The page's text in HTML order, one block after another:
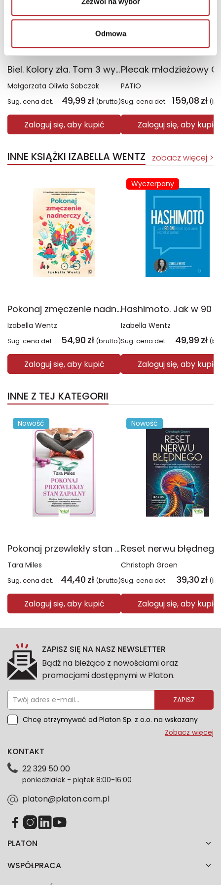
Odmowa
Biel. Kolory zła. Tom 3 wyd. 2025
Małgorzata Oliwia Sobczak
Sug. cena det. 49,99 zł (brutto)
Zaloguj się, aby kupić
PATIO
Sug. cena det. 159,08 zł
Zaloguj się, aby kupić
INNE KSIĄŻKI IZABELLA WENTZ zobacz więcej
Pokonaj zmęczenie nadnerczy. 4-tygodniowy plan uwolnienia się od objawów stresu, odzyskania zdrowia i równowagi
Izabella Wentz
Sug. cena det. 54,90 zł (brutto)
Zaloguj się, aby kupić
Wyczerpany
Izabella Wentz
Sug. cena det. 49,99 zł
Zaloguj się, aby kupić
INNE Z TEJ KATEGORII
Nowość
Pokonaj przewlekły stan zapalny. 8 kroków, dzięki którym naturalnie zmniejszysz stan zapalny, wzmocnisz odporność, zadbasz o jelita i odzyskasz dobre samopoczucie
Tara Miles
Sug. cena det. 44,40 zł (brutto)
Zaloguj się, aby kupić
Nowość
Christoph Groen
Sug. cena det. 39,30 zł
Zaloguj się, aby kupić
ZAPISZ SIĘ NA NASZ NEWSLETTER
Bądź na bieżąco z nowościami oraz
promocjami dostępnymi w Platon.
ZAPISZ
Chcę otrzymywać od Platon Sp. z o.o. na wskazany
przeze mnie adres e-mail informacje marketingowe
dotyczące danych osobowych znajdziesz w naszej
każdym czasie. Wycofanie zgody nie wpłynie na
zgodność z prawem przetwarzania dokonanego przed
Zobacz więcej
PLATON
WSPÓŁPRACA
KONTAKT
22 329 50 00
poniedziałek - piątek 8:00-16:00
platon@platon.com.pl